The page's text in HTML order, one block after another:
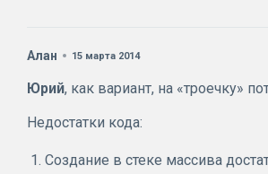
Алан 15 марта 2014
Юрий, как вариант, на «троечку»
Недостатки кода:
Создание в стеке массива